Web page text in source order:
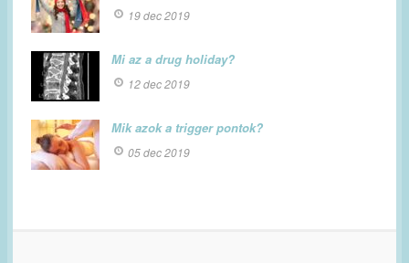
19 dec 2019
Mi az a drug holiday?
12 dec 2019
Mik azok a trigger pontok?
05 dec 2019